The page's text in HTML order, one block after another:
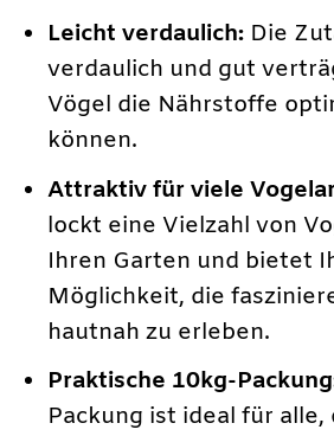
Leicht verdaulich: Die
verdaulich und gut
Vögel die Nährstoffe
können.
Attraktiv für viele
lockt eine Vielzahl von
Ihren Garten und bietet
Möglichkeit, die
hautnah zu erleben.
Praktische 10kg-
Packung ist ideal für